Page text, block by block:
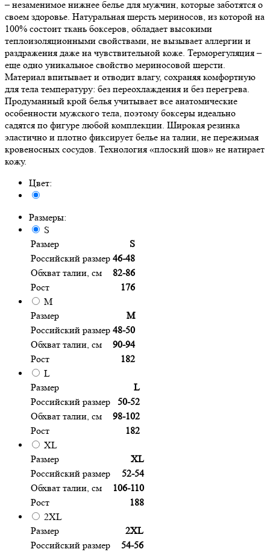
– незаменимое нижнее белье для мужчин, которые заботятся о
своем здоровье. Натуральная шерсть мериносов, из которой на
100% состоит ткань боксеров, обладает высокими
теплоизоляционными свойствами, не вызывает аллергии и
раздражения даже на чувствительной коже. Терморегуляция –
еще одно уникальное свойство мериносовой шерсти.
Материал впитывает и отводит влагу, сохраняя комфортную
для тела температуру: без переохлаждения и без перегрева.
Продуманный крой белья учитывает все анатомические
особенности мужского тела, поэтому боксеры идеально
садятся по фигуре любой комплекции. Широкая резинка
эластично и плотно фиксирует белье на талии, не пережимая
кровеносных сосудов. Технология «плоский шов» не натирает
кожу.
Цвет:
Размеры:
S
Размер
S
Российский размер 46-48
Обхват талии, см
82-86
Рост
176
M
Размер
M
Российский размер 48-50
Обхват талии, см
90-94
Рост
182
L
Размер
L
Российский размер
50-52
Обхват талии, см
98-102
Рост
182
XL
Размер
XL
Российский размер
52-54
Обхват талии, см
106-110
Рост
188
2XL
Размер
2XL
Российский размер
54-56